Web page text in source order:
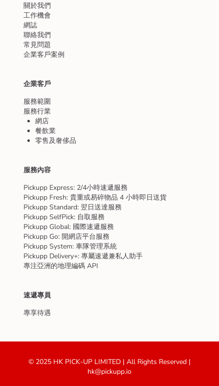
關於我們
工作機會
網誌
聯絡我們
常見問題
企業客戶案例
企業客戶
服務範圍
服務行業
網店
餐飲業
零售及奢侈品
服務內容
Pickupp Express: 2/4小時速遞服務
Pickupp Fresh: 貴重或易碎物品 4 小時即日送貨
Pickupp Standard: 翌日送達服務
Pickupp SelfPick: 自取服務
Pickupp Global: 國際速遞服務
Pickupp Go: 開網店平台服務
Pickupp System: 車隊管理系統
Pickupp Delivery+: 專屬速遞兼私人助手
專注亞洲的地理編碼 API
速遞專員
專享待遇
© 2025 HK PICK-UP LIMITED | All Rights Reserved |
hk@pickupp.io